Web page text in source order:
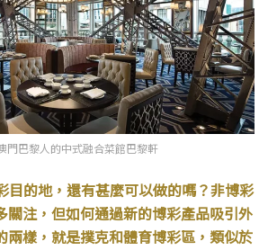
門巴黎人的中式融合菜館巴黎軒
目的地，還有甚麼可以做的嗎？非博彩
關注，但如何通過新的博彩產品吸引外
兩樣，就是撲克和體育博彩區，類似於